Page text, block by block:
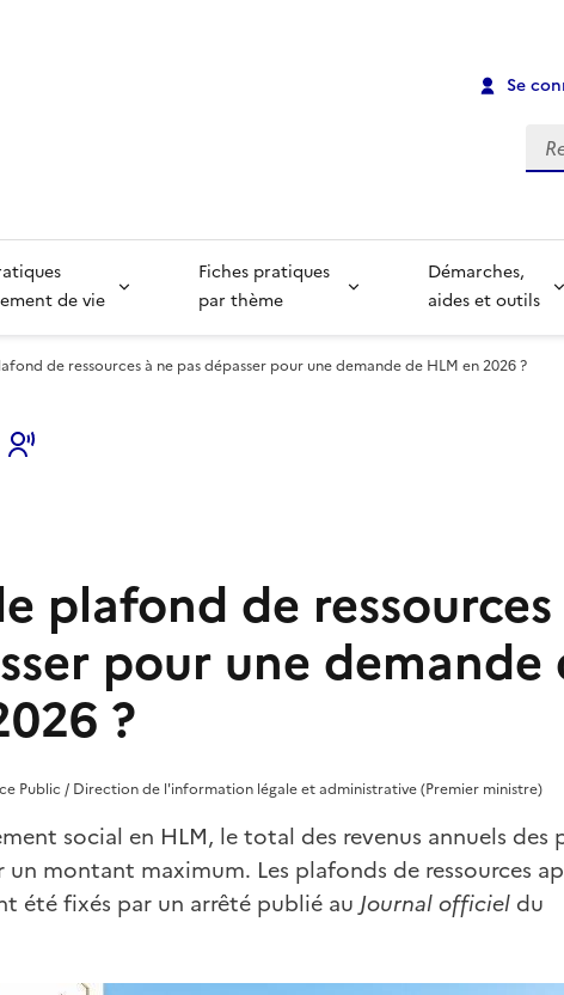
Se
de vie
Fiches pratiques
par thème
Démarches,
aides et outils
de ressources à ne pas dépasser pour une demande de HLM en 2026 ?
plafond de
pour une demande
?
Public / Direction de l'information légale et administrative (Premier ministre)
social en HLM, le total des revenus annuels des
un montant maximum. Les plafonds de ressources
été fixés par un arrêté publié au Journal officiel du